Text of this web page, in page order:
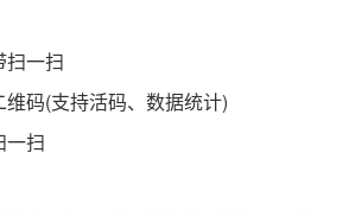
扫一扫
维码(支持活码、数据统计)
一扫